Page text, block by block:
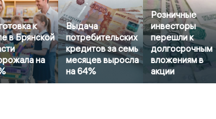
к
в Брянской
на
Выдача
потребительских
кредитов за семь
месяцев выросла
на 64%
Розничные
инвесторы
перешли к
долгосрочным
вложениям в
акции